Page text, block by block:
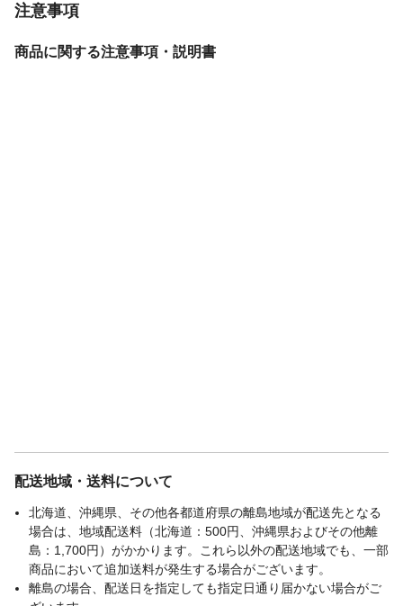
注意事項
商品に関する注意事項・説明書
配送地域・送料について
北海道、沖縄県、その他各都道府県の離島地域が配送先となる
場合は、地域配送料（北海道：500円、沖縄県およびその他離
島：1,700円）がかかります。これら以外の配送地域でも、一部
商品において追加送料が発生する場合がございます。
離島の場合、配送日を指定しても指定日通り届かない場合がご